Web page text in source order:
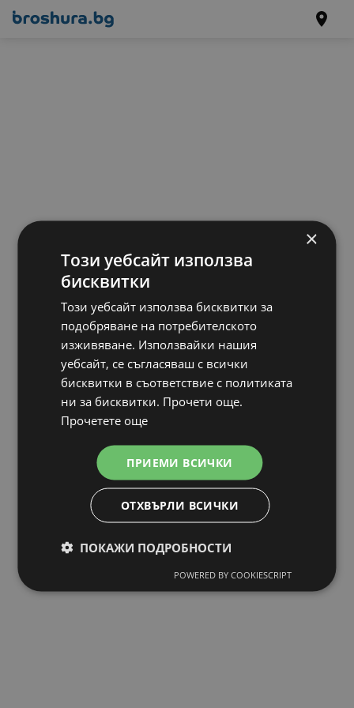
×
Този уебсайт използва
бисквитки
Този уебсайт използва бисквитки за
подобряване на потребителското
изживяване. Използвайки нашия
уебсайт, се съгласяваш с всички
бисквитки в съответствие с политиката
ни за бисквитки. Прочети още.
Прочетете още
ПРИЕМИ ВСИЧКИ
ОТХВЪРЛИ ВСИЧКИ
ПОКАЖИ ПОДРОБНОСТИ
POWERED BY COOKIESCRIPT